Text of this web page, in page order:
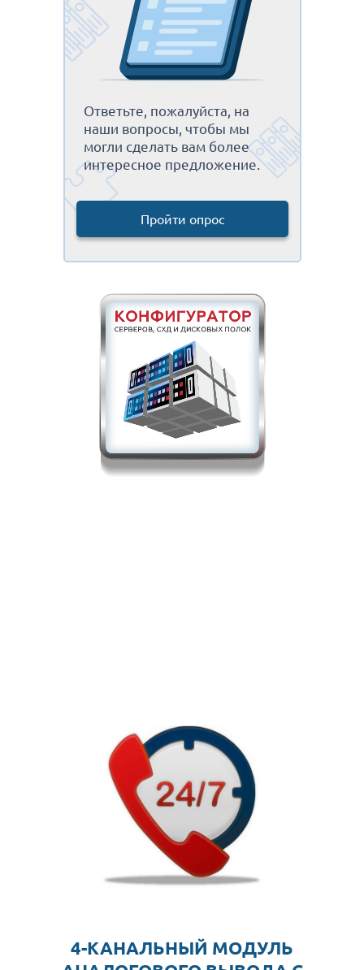
Ответьте, пожалуйста, на
наши вопросы, чтобы мы
могли сделать вам более
интересное предложение.
Пройти опрос
4-КАНАЛЬНЫЙ МОДУЛЬ